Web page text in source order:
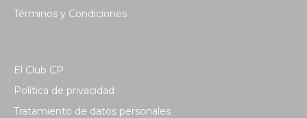
Términos y Condiciones
El Club CP
Política de privacidad
Tratamiento de datos personales